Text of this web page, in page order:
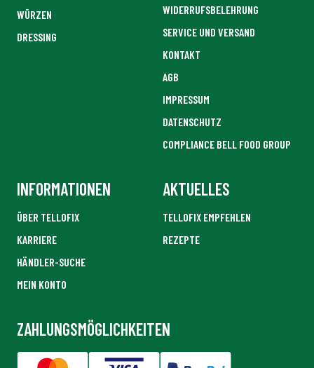
WÜRZEN
DRESSING
WIDERRUFSBELEHRUNG
SERVICE UND VERSAND
KONTAKT
AGB
IMPRESSUM
DATENSCHUTZ
COMPLIANCE BELL FOOD GROUP
INFORMATIONEN
ÜBER TELLOFIX
KARRIERE
HÄNDLER-SUCHE
MEIN KONTO
AKTUELLES
TELLOFIX EMPFEHLEN
REZEPTE
ZAHLUNGSMÖGLICHKEITEN